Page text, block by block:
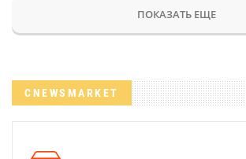
ПОКАЗАТЬ ЕЩЕ
CNEWSMARKET